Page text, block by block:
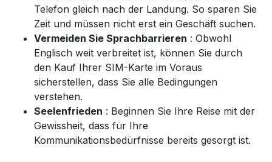
Telefon gleich nach der Landung. So sparen Sie
Zeit und müssen nicht erst ein Geschäft suchen.
Vermeiden Sie Sprachbarrieren : Obwohl
Englisch weit verbreitet ist, können Sie durch
den Kauf Ihrer SIM-Karte im Voraus
sicherstellen, dass Sie alle Bedingungen
verstehen.
Seelenfrieden : Beginnen Sie Ihre Reise mit der
Gewissheit, dass für Ihre
Kommunikationsbedürfnisse bereits gesorgt ist.